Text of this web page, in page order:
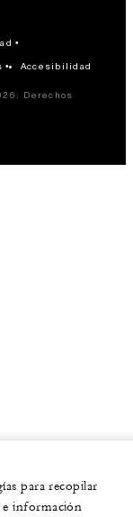
Accesibilidad
Derechos
para recopilar
información